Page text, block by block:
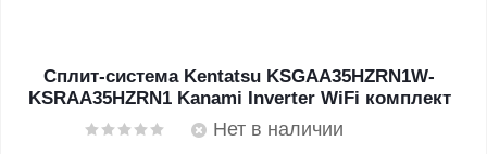
Сплит-система Kentatsu KSGAA35HZRN1W-
KSRAA35HZRN1 Kanami Inverter WiFi комплект
Нет в наличии